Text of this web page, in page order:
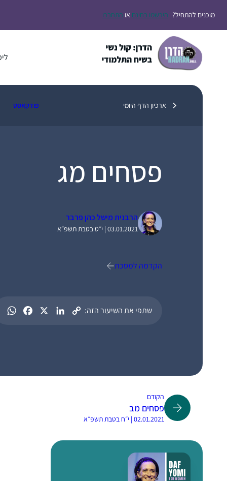
לתוכןמוכנים להתחיל? הירשמו בחינם או התחברו
ארכיון הדף היומי פודקאסט
פסחים מג
הרבנית מישל כהן פרבר
03.01.2021 | י״ט בטבת תשפ״א
הקדמה למסכת
שתפי את השיעור הזה:
הקודם
פסחים מב
02.01.2021 | י״ח בטבת תשפ״א